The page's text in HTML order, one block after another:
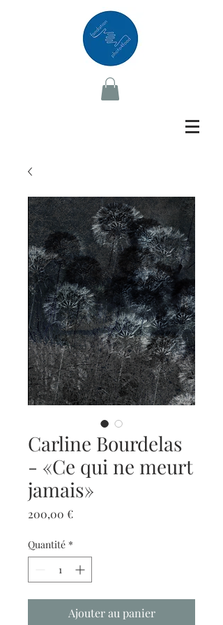
Carline Bourdelas
- «Ce qui ne meurt
jamais»
200,00 €Prix
Quantité *
Ajouter au panier